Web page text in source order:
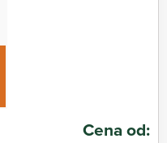
Cena od: